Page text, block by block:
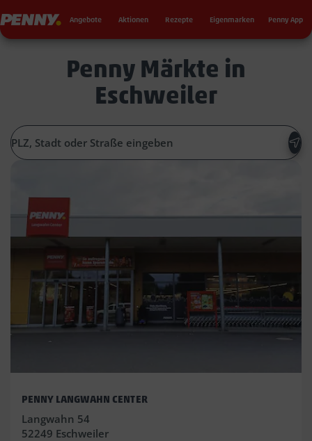
Penny Angebote Aktionen Rezepte Eigenmarken Penny App
Penny Märkte in
Eschweiler
PENNY LANGWAHN CENTER
Langwahn 54
52249 Eschweiler